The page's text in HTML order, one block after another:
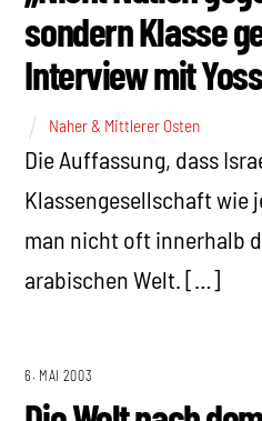
sondern Klasse
Interview mit
Naher & Mittlerer Osten
Die Auffassung, dass
Klassengesellschaft wie
man nicht oft innerhalb
arabischen Welt. […]
6. MAI 2003